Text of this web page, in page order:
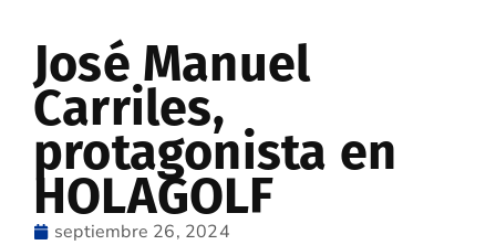
José Manuel
Carriles,
protagonista en
HOLAGOLF
septiembre 26, 2024